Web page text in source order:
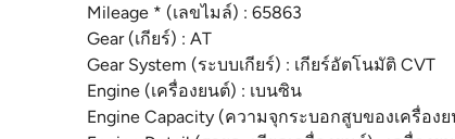
Mileage * (เลขไมล์) : 65863
Gear (เกียร์) : AT
Gear System (ระบบเกียร์) : เกียร์อัตโนมัติ CVT
Engine (เครื่องยนต์) : เบนซิน
Engine Capacity (ความจุกระบอกสูบของเครื่อง